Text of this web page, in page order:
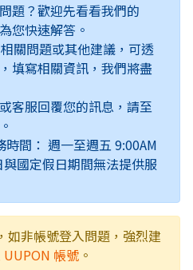
題？歡迎先看看我們的
您快速解答。
關問題或其他建議，可透
填寫相關資訊，我們將盡
客服回覆您的訊息，請至
間： 週一至週五 9:00AM
國定假日期間無法提供服
如非帳號登入問題，強烈建
UUPON 帳號 。